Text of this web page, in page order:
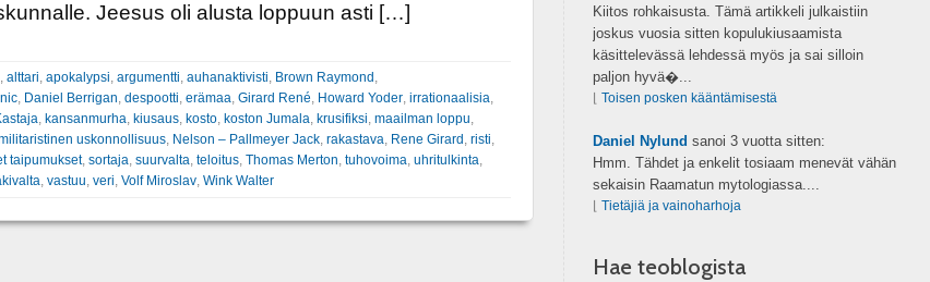
Jeesus oli alusta loppuun asti […]
alttari apokalypsi argumentti auhanaktivisti Brown Raymond
, Daniel Berrigan despootti erämaa Girard René Howard Yoder, irrationaalisia
kansanmurha kiusaus, kosto, koston Jumala krusifiksi maailman loppu
uskonnollisuus, Nelson – Pallmeyer Jack, rakastava Rene Girard risti
taipumukset, sortaja suurvalta teloitus, Thomas Merton tuhovoima uhritulkinta
vastuu veri Volf Miroslav, Wink Walter
Kiitos rohkaisusta. Tämä artikkeli julkaistiin
joskus vuosia sitten kopulukiusaamista
käsittelevässä lehdessä myös ja sai silloin
paljon hyvä�...
Toisen posken kääntämisestä
Daniel Nylund sanoi 3 vuotta sitten:
Hmm. Tähdet ja enkelit tosiaam menevät vähän
sekaisin Raamatun mytologiassa....
Tietäjiä ja vainoharhoja
Hae teoblogista